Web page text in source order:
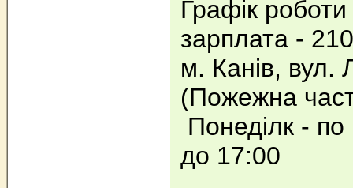
Графік
зарплата -
м. Канів, вул.
(Пожежна
Понеділк -
до 17:00